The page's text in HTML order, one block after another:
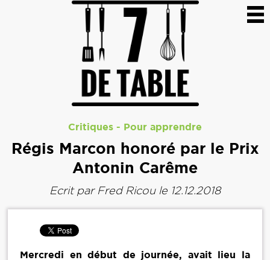
Critiques - Pour apprendre
Régis Marcon honoré par le Prix
Antonin Carême
Ecrit par Fred Ricoule 12.12.2018
Mercredi en début de journée, avait lieu la